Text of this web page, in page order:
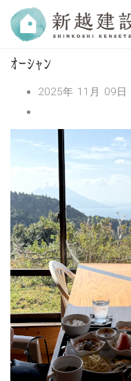
ｵｰｼｬﾝ
2025年 11月 09日